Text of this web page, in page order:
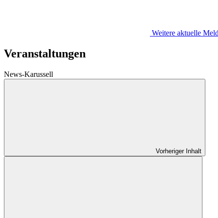
Weitere aktuelle
Veranstaltungen
News-Karussell
Vorheriger Inhalt